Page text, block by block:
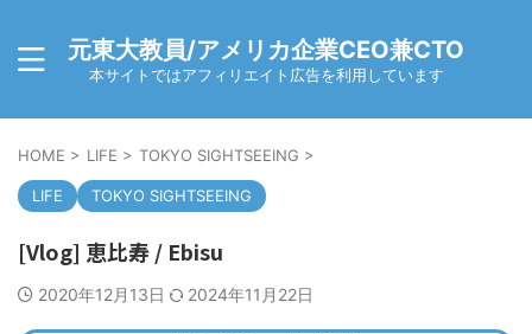
元東大教員/アメリカ企業CEO兼CTO
本サイトではアフィリエイト広告を利用しています
HOME > LIFE > TOKYO SIGHTSEEING >
LIFE TOKYO SIGHTSEEING
[Vlog] 恵比寿 / Ebisu
2020年12月13日 2024年11月22日